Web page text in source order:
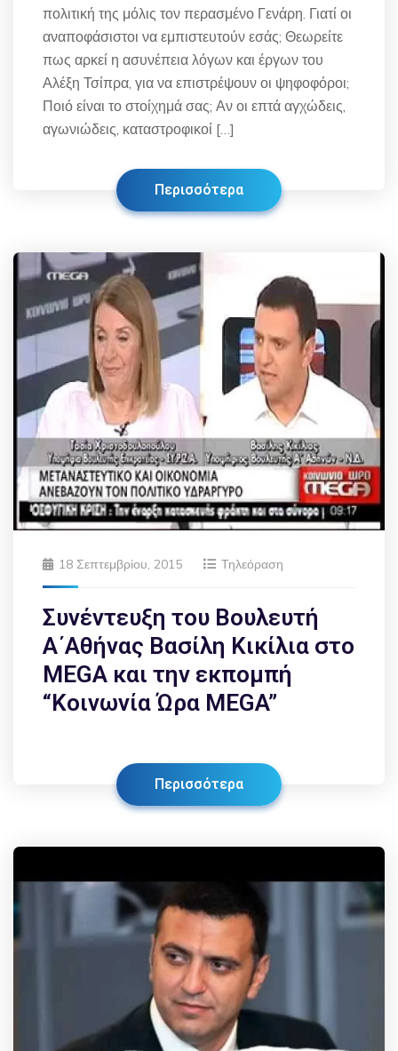
πολιτική της μόλις τον περασμένο Γενάρη. Γιατί οι
αναποφάσιστοι να εμπιστευτούν εσάς; Θεωρείτε
πως αρκεί η ασυνέπεια λόγων και έργων του
Αλέξη Τσίπρα, για να επιστρέψουν οι ψηφοφόροι;
Ποιό είναι το στοίχημά σας; Αν οι επτά αγχώδεις,
αγωνιώδεις, καταστροφικοί […]
Περισσότερα
18 Σεπτεμβρίου, 2015 Τηλεόραση
Συνέντευξη του Βουλευτή
Α΄Αθήνας Βασίλη Κικίλια στο
MEGA και την εκπομπή
“Κοινωνία Ώρα MEGA”
Περισσότερα